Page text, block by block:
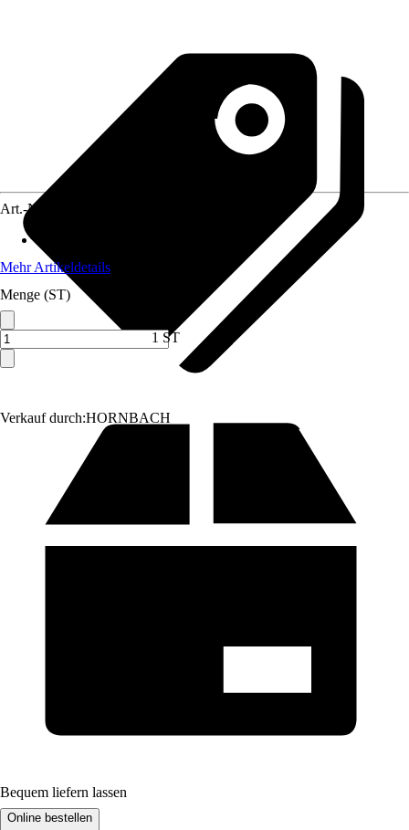
Verkauf durch:HORNBACH
Art.-Nr.
Mehr Artikeldetails
Menge (ST)
1 ST
Bequem liefern lassen
Online bestellen